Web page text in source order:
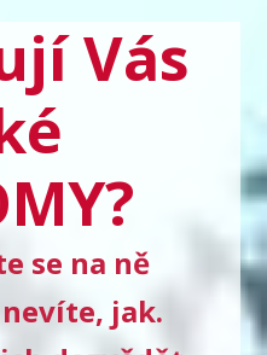
Vás
se na ně
jak.